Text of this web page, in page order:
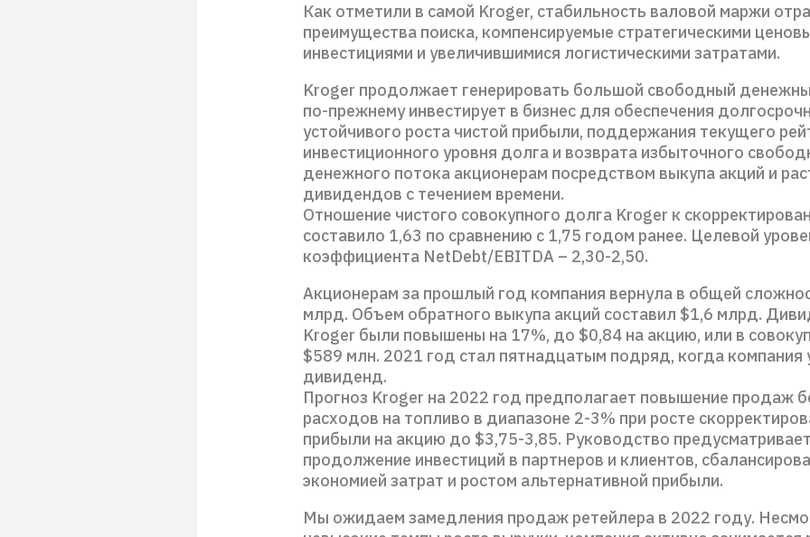
Как отметили в самой Kroger, стабильность валовой маржи
преимущества поиска, компенсируемые стратегическими
инвестициями и увеличившимися логистическими затратами.
Kroger продолжает генерировать большой свободный
по-прежнему инвестирует в бизнес для обеспечения
устойчивого роста чистой прибыли, поддержания текущего
инвестиционного уровня долга и возврата избыточного
денежного потока акционерам посредством выкупа акций и
дивидендов с течением времени.
Отношение чистого совокупного долга Kroger к
составило 1,63 по сравнению с 1,75 годом ранее. Целевой
коэффициента NetDebt/EBITDA – 2,30-2,50.
Акционерам за прошлый год компания вернула в общей
млрд. Объем обратного выкупа акций составил $1,6 млрд.
Kroger были повышены на 17%, до $0,84 на акцию, или в
$589 млн. 2021 год стал пятнадцатым подряд, когда компания
дивиденд.
Прогноз Kroger на 2022 год предполагает повышение продаж
расходов на топливо в диапазоне 2-3% при росте
прибыли на акцию до $3,75-3,85. Руководство предусматривает
продолжение инвестиций в партнеров и клиентов,
экономией затрат и ростом альтернативной прибыли.
Мы ожидаем замедления продаж ретейлера в 2022 году.